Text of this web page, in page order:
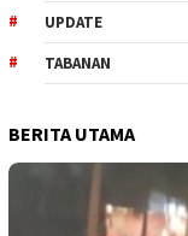
UPDATE
TABANAN
BERITA UTAMA